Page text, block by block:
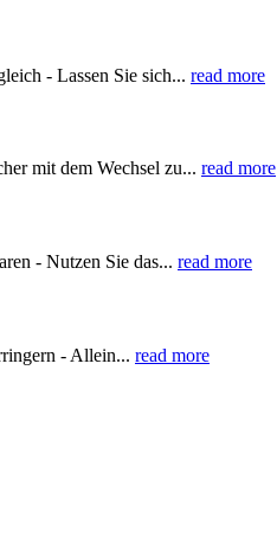
- Lassen Sie sich... read more
mit dem Wechsel zu... read more
- Nutzen Sie das... read more
- Allein... read more